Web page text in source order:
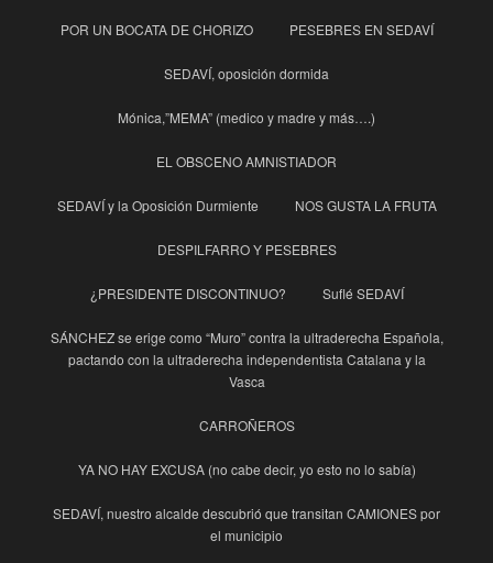
POR UN BOCATA DE CHORIZO PESEBRES EN SEDAVÍ
SEDAVÍ, oposición dormida
Mónica,”MEMA” (medico y madre y más….)
EL OBSCENO AMNISTIADOR
SEDAVÍ y la Oposición Durmiente NOS GUSTA LA FRUTA
DESPILFARRO Y PESEBRES
¿PRESIDENTE DISCONTINUO? Suflé SEDAVÍ
SÁNCHEZ se erige como “Muro” contra la ultraderecha Española,
pactando con la ultraderecha independentista Catalana y la
Vasca
CARROÑEROS
YA NO HAY EXCUSA (no cabe decir, yo esto no lo sabía)
SEDAVÍ, nuestro alcalde descubrió que transitan CAMIONES por
el municipio